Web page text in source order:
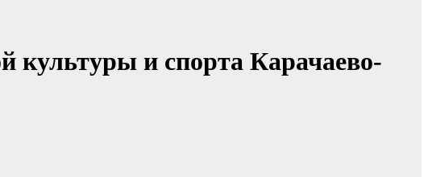
культуры и спорта Карачаево-